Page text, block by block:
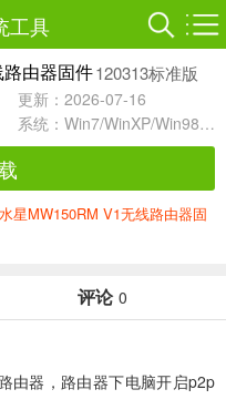
工具
路由器固件120313标准版
更新：2026-07-16
系统：Win7/WinXP/Win98/Win8/Win10兼容软件
水星MW150RM V1无线路由器固
评论 0
器，路由器下电脑开启p2p